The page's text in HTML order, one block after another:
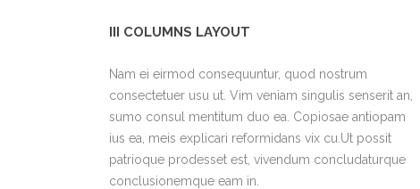
III COLUMNS LAYOUT
Nam ei eirmod consequuntur, quod nostrum
consectetuer usu ut. Vim veniam singulis senserit an,
sumo consul mentitum duo ea. Copiosae antiopam
ius ea, meis explicari reformidans vix cu.Ut possit
patrioque prodesset est, vivendum concludaturque
conclusionemque eam in.